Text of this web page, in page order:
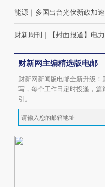
能源 ｜ 多国出台光伏新政加
财新周刊 ｜ 【封面报道】电
财新网主编精选版电邮
财新网新闻版电邮全新升级！
写，每个工作日定时投递，篇
引。